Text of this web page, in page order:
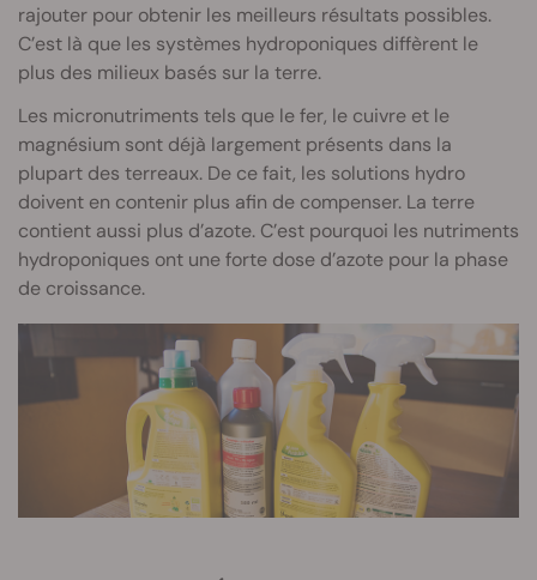
rajouter pour obtenir les meilleurs résultats possibles.
C’est là que les systèmes hydroponiques diffèrent le
plus des milieux basés sur la terre.
Les micronutriments tels que le fer, le cuivre et le
magnésium sont déjà largement présents dans la
plupart des terreaux. De ce fait, les solutions hydro
doivent en contenir plus afin de compenser. La terre
contient aussi plus d’azote. C’est pourquoi les nutriments
hydroponiques ont une forte dose d’azote pour la phase
de croissance.